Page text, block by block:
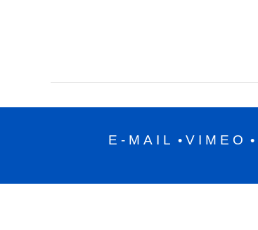
E-MAIL • VIMEO •